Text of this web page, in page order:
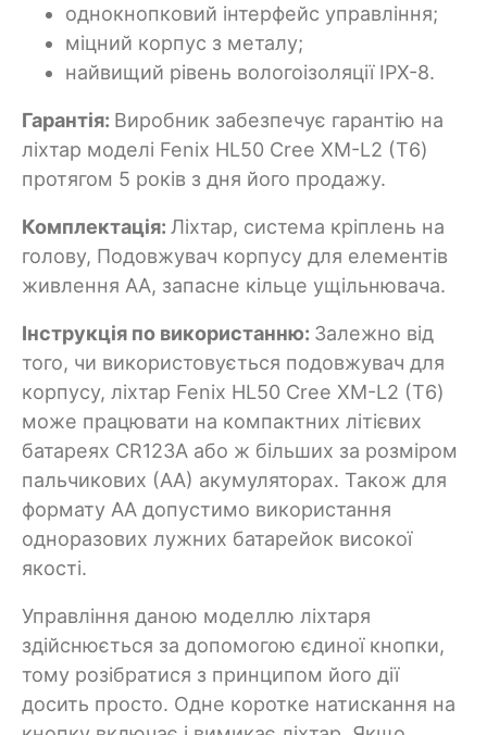
однокнопковий інтерфейс управління;
міцний корпус з металу;
найвищий рівень вологоізоляції IPX-8.
Гарантія: Виробник забезпечує гарантію на
ліхтар моделі Fenix HL50 Cree XM-L2 (Т6)
протягом 5 років з дня його продажу.
Комплектація: Ліхтар, система кріплень на
голову, Подовжувач корпусу для елементів
живлення АА, запасне кільце ущільнювача.
Інструкція по використанню: Залежно від
того, чи використовується подовжувач для
корпусу, ліхтар Fenix HL50 Cree XM-L2 (Т6)
може працювати на компактних літієвих
батареях CR123A або ж більших за розміром
пальчикових (АА) акумуляторах. Також для
формату АА допустимо використання
одноразових лужних батарейок високої
якості.
Управління даною моделлю ліхтаря
здійснюється за допомогою єдиної кнопки,
тому розібратися з принципом його дії
досить просто. Одне коротке натискання на